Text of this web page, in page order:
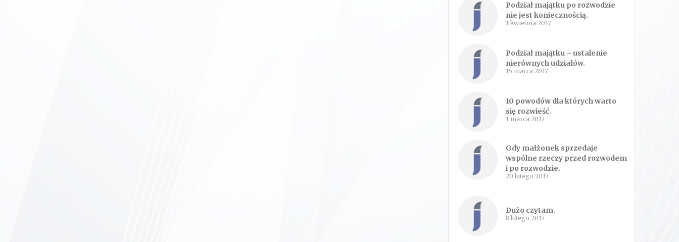
Podział majątku po rozwodzie
nie jest koniecznością.
1 kwietnia 2017
Podział majątku – ustalenie
nierównych udziałów.
15 marca 2017
10 powodów dla których warto
się rozwieść.
1 marca 2017
Gdy małżonek sprzedaje
wspólne rzeczy przed rozwodem
i po rozwodzie.
20 lutego 2017
Dużo czytam.
8 lutego 2017